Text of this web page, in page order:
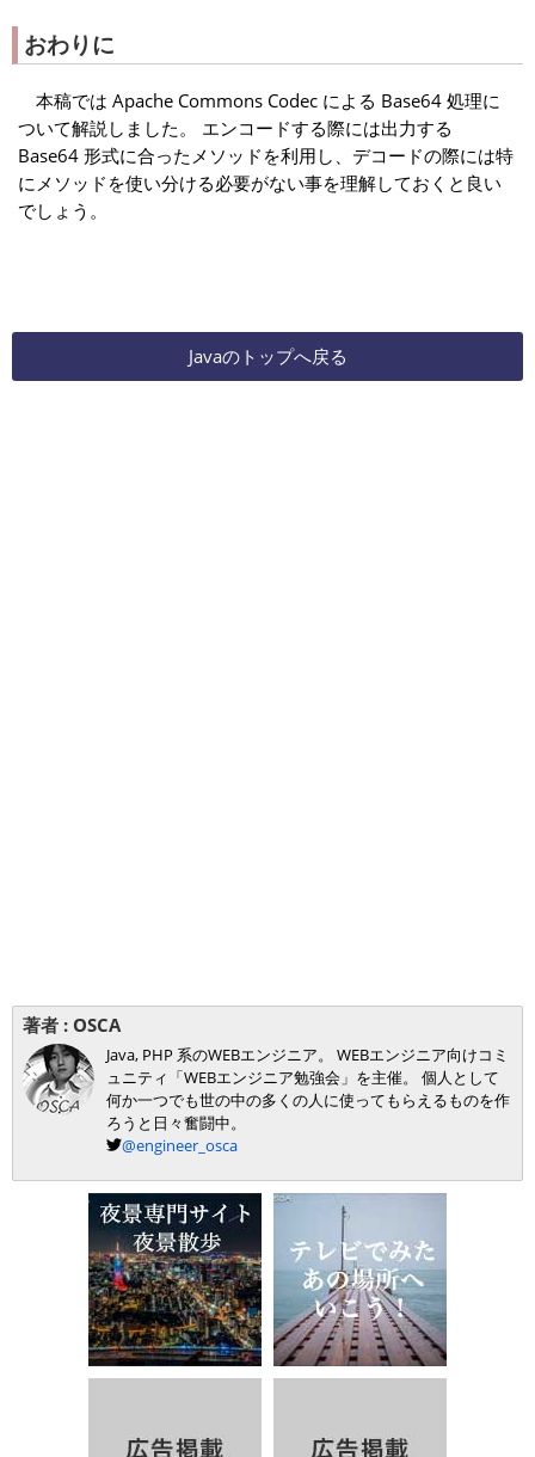
おわりに
本稿では Apache Commons Codec による Base64 処理に
ついて解説しました。 エンコードする際には出力する
Base64 形式に合ったメソッドを利用し、デコードの際には特
にメソッドを使い分ける必要がない事を理解しておくと良い
でしょう。
Javaのトップへ戻る
著者 : OSCA
Java, PHP 系のWEBエンジニア。 WEBエンジニア向けコミ
ュニティ「WEBエンジニア勉強会」を主催。 個人として
何か一つでも世の中の多くの人に使ってもらえるものを作
ろうと日々奮闘中。
@engineer_osca